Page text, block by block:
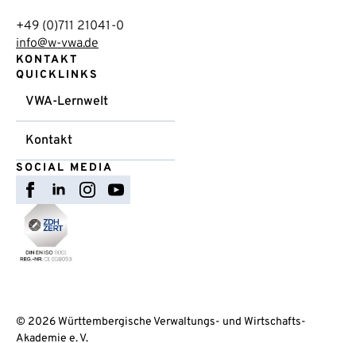
+49 (0)711 21041-0
info@w-vwa.de
KONTAKT
QUICKLINKS
VWA-Lernwelt
Kontakt
SOCIAL MEDIA
© 2026 Württembergische Verwaltungs- und Wirtschafts-
Akademie e. V.